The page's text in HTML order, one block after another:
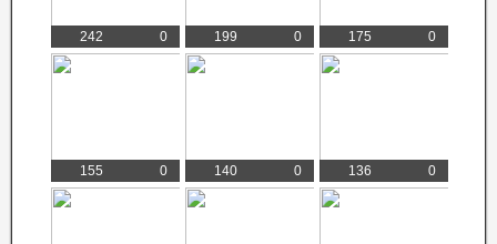
242 0 199 0 175 0
155 0 140 0 136 0